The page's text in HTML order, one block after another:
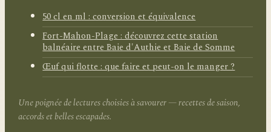
50 cl en ml : conversion et équivalence
Fort-Mahon-Plage : découvrez cette station
balnéaire entre Baie d'Authie et Baie de Somme
Œuf qui flotte : que faire et peut-on le manger ?
Une poignée de lectures choisies à savourer — recettes de saison,
accords et belles escapades.